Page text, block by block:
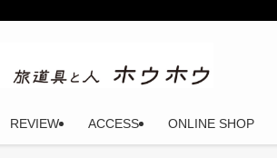
REVIEW ACCESS ONLINE SHOP